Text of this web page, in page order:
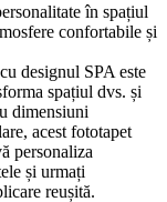
în spațiul
confortabile și
designul SPA este
spațiul dvs. și
dimensiuni
acest fototapet
personaliza
și urmați
reușită.